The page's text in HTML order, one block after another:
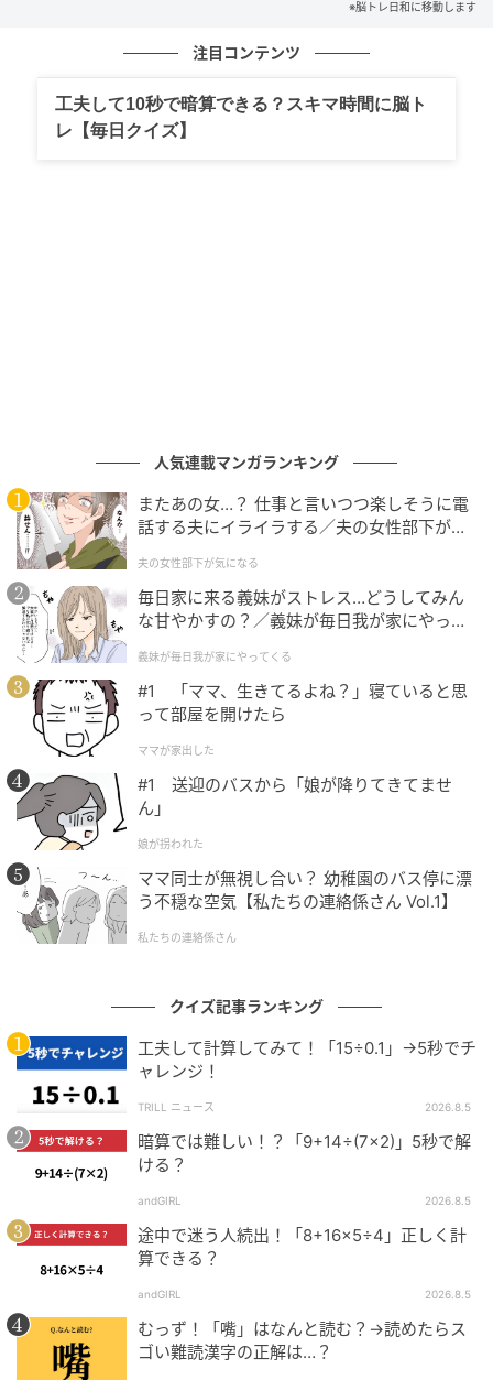
※脳トレ日和に移動します
注目コンテンツ
工夫して10秒で暗算できる？スキマ時間に脳ト
レ【毎日クイズ】
人気連載マンガランキング
またあの女…？ 仕事と言いつつ楽しそうに電
話する夫にイライラする／夫の女性部下が気
夫の女性部下が気になる
毎日家に来る義妹がストレス…どうしてみん
な甘やかすの？／義妹が毎日我が家にやって
が】
義妹が毎日我が家にやってくる
#1 「ママ、生きてるよね？」寝ていると思
って部屋を開けたら
ママが家出した
#1 送迎のバスから「娘が降りてきてませ
ん」
娘が拐われた
ママ同士が無視し合い？ 幼稚園のバス停に漂
う不穏な空気【私たちの連絡係さん Vol.1】
私たちの連絡係さん
クイズ記事ランキング
工夫して計算してみて！「15÷0.1」→5秒でチ
ャレンジ！
TRILL ニュース 2026.8.5
暗算では難しい！？「9+14÷(7×2)」5秒で解
ける？
andGIRL 2026.8.5
途中で迷う人続出！「8+16×5÷4」正しく計
算できる？
andGIRL 2026.8.5
むっず！「嘴」はなんと読む？→読めたらス
ゴい難読漢字の正解は…？